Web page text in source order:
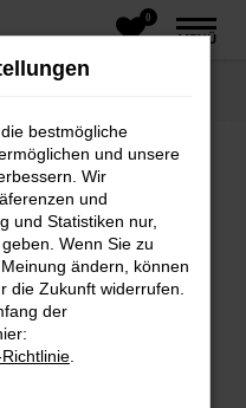
0
MENÜ
helfen können:
und deine
Beispiel deine
bestmögliche
und unsere
Wir
und
und Statistiken nur,
Wenn Sie zu
ändern, können
die Zukunft widerrufen.
der